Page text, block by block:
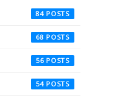
84
68
56
54